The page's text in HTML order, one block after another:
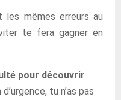
les mêmes erreurs au
te fera gagner en
pour découvrir
tu n’as pas